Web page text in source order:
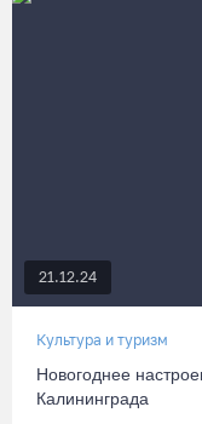
21.12.24
Культура и туризм
Новогоднее
Калининграда